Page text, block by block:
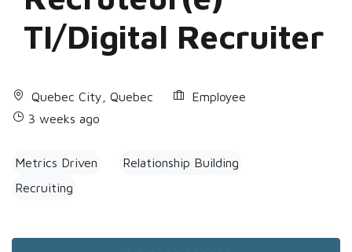
TI/Digital Recruiter
Quebec City, Quebec
Employee
3 weeks ago
Metrics Driven
Relationship Building
Recruiting